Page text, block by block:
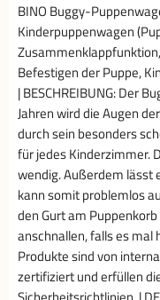
BINO Buggy-
Kinderpuppenwagen
Befestigen der Puppe,
| BESCHREIBUNG: Der
Jahren wird die Augen
durch sein besonders
für jedes Kinderzimmer.
wendig. Außerdem lässt
kann somit problemlos
den Gurt am
anschnallen, falls es mal
Produkte sind von
zertifiziert und erfüllen